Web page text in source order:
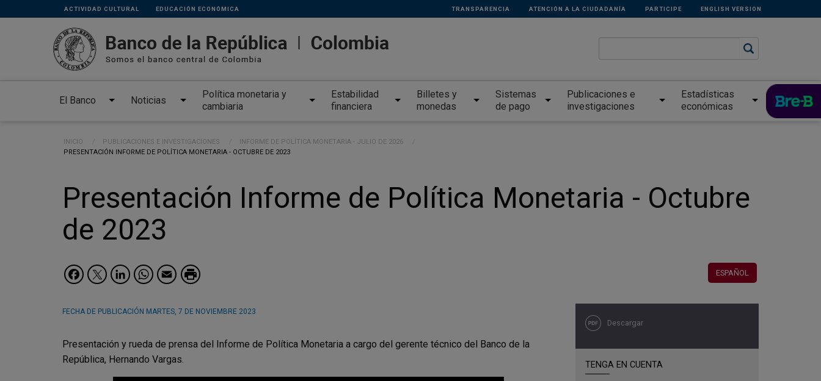
Pasar al contenido principal
Links
secundarios
ACTIVIDAD CULTURAL EDUCACIÓN ECONÓMICA TRANSPARENCIA ATENCIÓN A LA CIUDADANÍA PARTICIPE ENGLISH VERSION
El Banco Noticias
Política monetaria y
cambiaria
Estabilidad
financiera
Billetes y
monedas
Sistemas
de pago
Publicaciones e
investigaciones
Estadísticas
económicas
Ruta de navegación
INICIO PUBLICACIONES E INVESTIGACIONES
INFORME DE POLÍTICA MONETARIA - JULIO DE 2026
CURRENT:
PRESENTACIÓN INFORME DE POLÍTICA MONETARIA - OCTUBRE DE 2023
Presentación Informe de Política Monetaria - Octubre
de 2023
ESPAÑOL
Facebook
Twitter
LinkedIn
WhatsApp
Email
Descargar
TENGA EN CUENTA
FECHA DE PUBLICACIÓN MARTES, 7 DE NOVIEMBRE 2023
Presentación y rueda de prensa del Informe de Política Monetaria a cargo del gerente técnico del Banco de la
República, Hernando Vargas.